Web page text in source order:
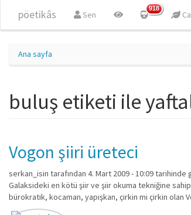
pöetikâs Sen
918
Ana sayfa
buluş etiketi ile
Vogon şiiri üreteci
serkan_isin tarafından 4. Mart 2009 - 10:09 tarihinde
Galaksideki en kötü şiir ve şiir okuma tekniğine
bürokratik, kocaman, yapışkan, çirkin mi çirkin olan